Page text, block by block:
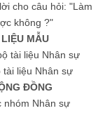
cho câu hỏi: "Làm
không ?"
MẪU
tài liệu Nhân sự
tài liệu Nhân sự
ĐỒNG
nhóm Nhân sự